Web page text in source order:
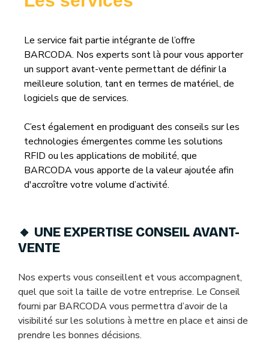
Le service fait partie intégrante de l’offre
BARCODA. Nos experts sont là pour vous apporter
un support avant-vente permettant de définir la
meilleure solution, tant en termes de matériel, de
logiciels que de services.
C’est également en prodiguant des conseils sur les
technologies émergentes comme les solutions
RFID ou les applications de mobilité, que
BARCODA vous apporte de la valeur ajoutée afin
d'accroître votre volume d’activité.
🔸 UNE EXPERTISE CONSEIL AVANT-
VENTE
Nos experts vous conseillent et vous accompagnent,
quel que soit la taille de votre entreprise. Le Conseil
fourni par BARCODA vous permettra d’avoir de la
visibilité sur les solutions à mettre en place et ainsi de
prendre les bonnes décisions.